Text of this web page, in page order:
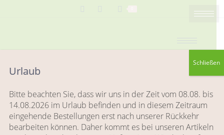
Sie befinden sich hier:
Start Handbemalte Glasartikel
Windlichtbecher
Windlichtbecher mit Fuß grün
Urlaub
Bitte beachten Sie, dass wir uns in der Zeit vom 08.08. bis
14.08.2026 im Urlaub befinden und in diesem Zeitraum
eingehende Bestellungen erst nach unserer Rückkehr
bearbeiten können. Daher kommt es bei unseren Artikeln
Schließen